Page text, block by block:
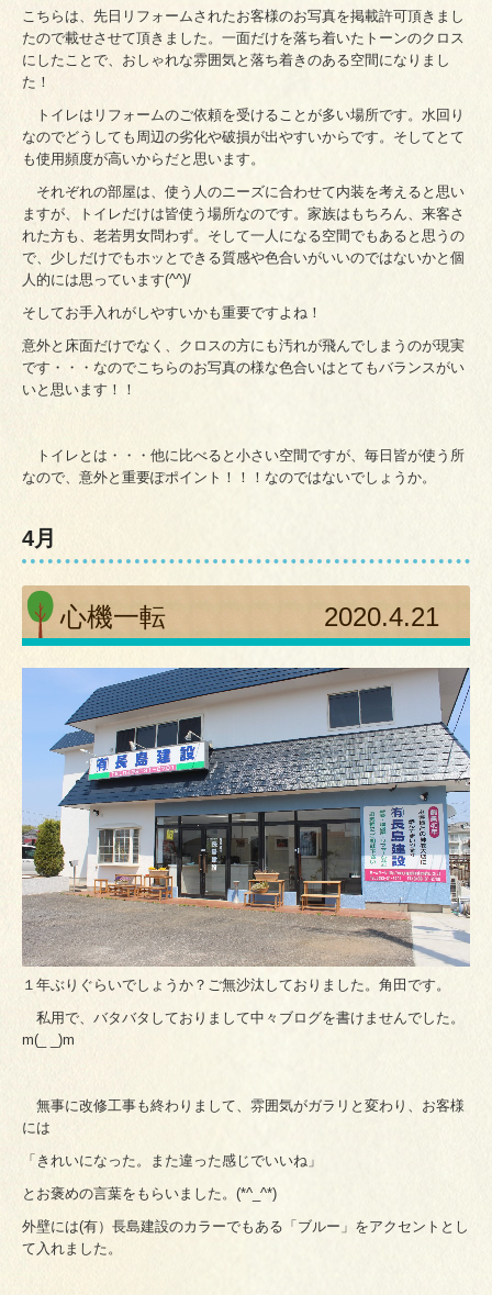
こちらは、先日リフォームされたお客様のお写真を掲載許可頂きまし
たので載せさせて頂きました。一面だけを落ち着いたトーンのクロス
にしたことで、おしゃれな雰囲気と落ち着きのある空間になりまし
た！
トイレはリフォームのご依頼を受けることが多い場所です。水回り
なのでどうしても周辺の劣化や破損が出やすいからです。そしてとて
も使用頻度が高いからだと思います。
それぞれの部屋は、使う人のニーズに合わせて内装を考えると思い
ますが、トイレだけは皆使う場所なのです。家族はもちろん、来客さ
れた方も、老若男女問わず。そして一人になる空間でもあると思うの
で、少しだけでもホッとできる質感や色合いがいいのではないかと個
人的には思っています(^^)/
そしてお手入れがしやすいかも重要ですよね！
意外と床面だけでなく、クロスの方にも汚れが飛んでしまうのが現実
です・・・なのでこちらのお写真の様な色合いはとてもバランスがい
いと思います！！
トイレとは・・・他に比べると小さい空間ですが、毎日皆が使う所
なので、意外と重要ぽポイント！！！なのではないでしょうか。
4月
心機一転 2020.4.21
１年ぶりぐらいでしょうか？ご無沙汰しておりました。角田です。
私用で、バタバタしておりまして中々ブログを書けませんでした。
m(_ _)m
無事に改修工事も終わりまして、雰囲気がガラリと変わり、お客様
には
「きれいになった。また違った感じでいいね」
とお褒めの言葉をもらいました。(*^_^*)
外壁には(有）長島建設のカラーでもある「ブルー」をアクセントとし
て入れました。